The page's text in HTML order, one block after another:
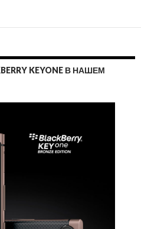
KEYONE В НАШЕМ